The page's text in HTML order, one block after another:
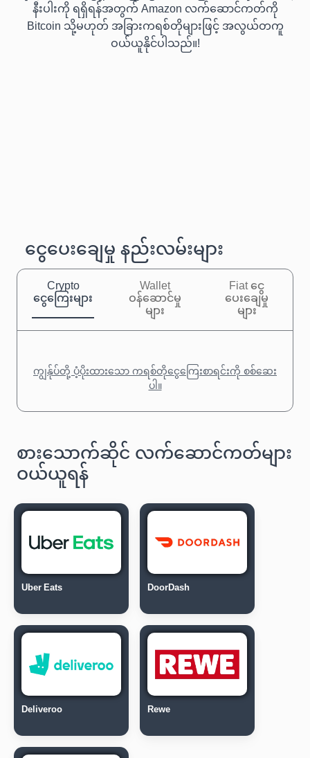
နီးပါးကို ရရှိရန်အတွက် Amazon လက်ဆောင်ကတ်ကို
Bitcoin သို့မဟုတ် အခြားကရစ်တိုများဖြင့် အလွယ်တကူ
ဝယ်ယူနိုင်ပါသည်။!
ငွေပေးချေမှု နည်းလမ်းများ
Crypto
ငွေကြေးများ
Wallet
ဝန်ဆောင်မှု
များ
Fiat ငွေ
ပေးချေမှု
များ
ကျွန်ုပ်တို့ ပံ့ပိုးထားသော ကရစ်တိုငွေကြေးစာရင်းကို စစ်ဆေး
ပါ။
စားသောက်ဆိုင် လက်ဆောင်ကတ်များ
ဝယ်ယူရန်
Uber Eats DoorDash
Deliveroo Rewe